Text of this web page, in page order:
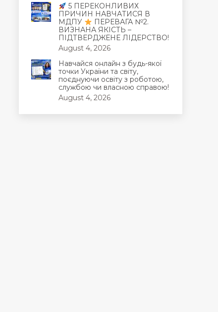
5 ПЕРЕКОНЛИВИХ
ПРИЧИН НАВЧАТИСЯ В
МДПУ
ПЕРЕВАГА №2.
ВИЗНАНА ЯКІСТЬ –
ПІДТВЕРДЖЕНЕ ЛІДЕРСТВО!
August 4, 2026
Навчайся онлайн з будь-якої
точки України та світу,
поєднуючи освіту з роботою,
службою чи власною справою!
August 4, 2026